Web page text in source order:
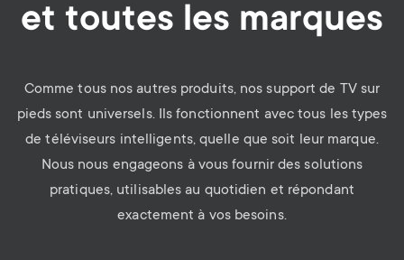
et toutes les marques
Comme tous nos autres produits, nos support de TV sur
pieds sont universels. Ils fonctionnent avec tous les types
de téléviseurs intelligents, quelle que soit leur marque.
Nous nous engageons à vous fournir des solutions
pratiques, utilisables au quotidien et répondant
exactement à vos besoins.